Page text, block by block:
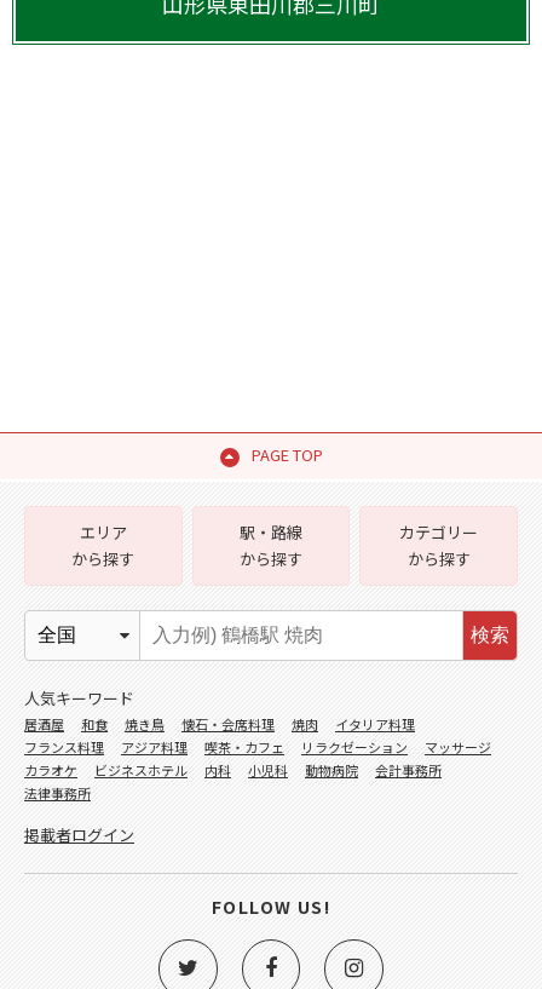
PAGE TOP
エリア
から探す
駅・路線
から探す
カテゴリー
から探す
検索
人気キーワード
居酒屋 和食 焼き鳥 懐石・会席料理 焼肉
イタリア料理
フランス料理
アジア料理 喫茶・カフェ リラクゼーション
マッサージ
カラオケ
ビジネスホテル 内科 小児科 動物病院
会計事務所
法律事務所
掲載者ログイン
FOLLOW US!